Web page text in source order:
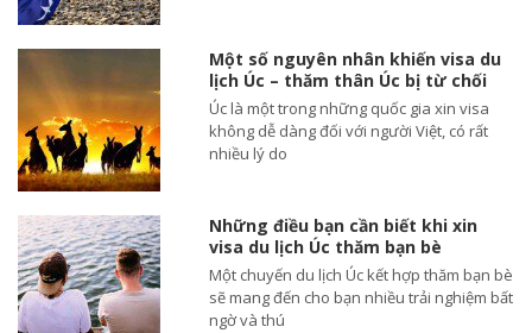
Một số nguyên nhân khiến visa du
lịch Úc – thăm thân Úc bị từ chối
Úc là một trong những quốc gia xin visa
không dễ dàng đối với người Việt, có rất
nhiều lý do
Những điều bạn cần biết khi xin
visa du lịch Úc thăm bạn bè
Một chuyến du lịch Úc kết hợp thăm bạn bè
sẽ mang đến cho bạn nhiều trải nghiệm bất
ngờ và thú